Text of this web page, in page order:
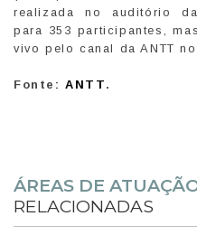
realizada no auditório
para 353 participantes,
vivo pelo canal da ANTT no
Fonte:ANTT .
ÁREAS DE
RELACIONADAS